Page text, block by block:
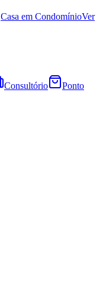
Casa em CondomínioVer
Consultório
Ponto